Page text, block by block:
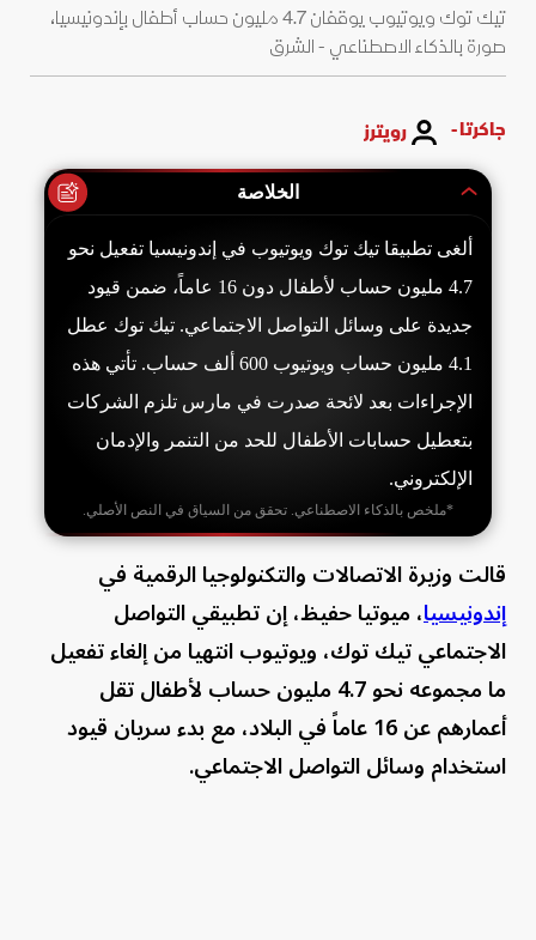
تيك توك ويوتيوب يوقفان 4.7 مليون حساب أطفال بإندونيسيا،
صورة بالذكاء الاصطناعي - الشرق
جاكرتا - رويترز
الخلاصة
ألغى تطبيقا تيك توك ويوتيوب في إندونيسيا تفعيل نحو
4.7 مليون حساب لأطفال دون 16 عاماً، ضمن قيود
جديدة على وسائل التواصل الاجتماعي. تيك توك عطل
4.1 مليون حساب ويوتيوب 600 ألف حساب. تأتي هذه
الإجراءات بعد لائحة صدرت في مارس تلزم الشركات
بتعطيل حسابات الأطفال للحد من التنمر والإدمان
الإلكتروني.
*ملخص بالذكاء الاصطناعي. تحقق من السياق في النص الأصلي.
قالت وزيرة الاتصالات والتكنولوجيا ​الرقمية في
إندونيسيا، ميوتيا حفيظ، إن تطبيقي التواصل
الاجتماعي تيك توك، ويوتيوب انتهيا من إلغاء تفعيل
ما مجموعه نحو 4.7 مليون حساب ⁠لأطفال تقل
أعمارهم عن ‌16 عاماً في البلاد، مع بدء سريان قيود
استخدام وسائل التواصل الاجتماعي.